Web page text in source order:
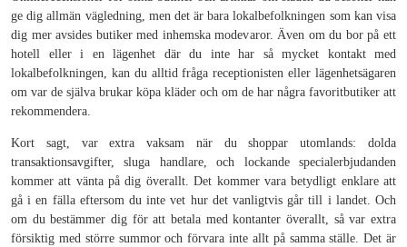
ge dig allmän vägledning, men det är bara lokalbefolkningen som kan visa
dig mer avsides butiker med inhemska modevaror. Även om du bor på ett
hotell eller i en lägenhet där du inte har så mycket kontakt med
lokalbefolkningen, kan du alltid fråga receptionisten eller lägenhetsägaren
om var de själva brukar köpa kläder och om de har några favoritbutiker att
rekommendera.
Kort sagt, var extra vaksam när du shoppar utomlands: dolda
transaktionsavgifter, sluga handlare, och lockande specialerbjudanden
kommer att vänta på dig överallt. Det kommer vara betydligt enklare att
gå i en fälla eftersom du inte vet hur det vanligtvis går till i landet. Och
om du bestämmer dig för att betala med kontanter överallt, så var extra
försiktig med större summor och förvara inte allt på samma ställe. Det är